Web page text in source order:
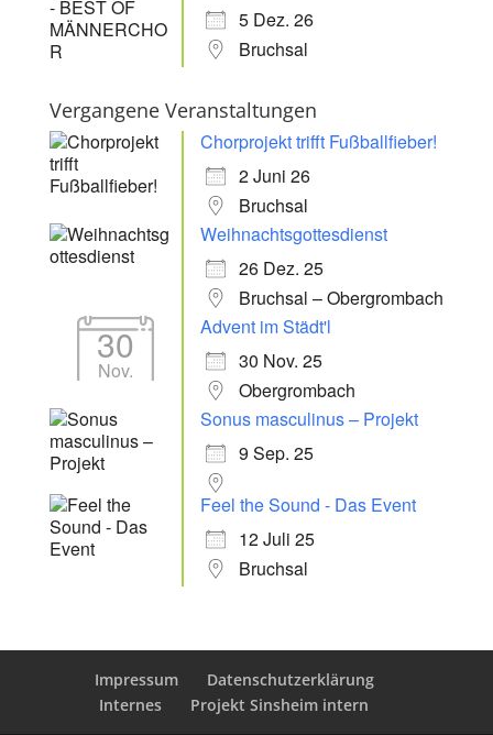
5 Dez. 26
Bruchsal
Vergangene Veranstaltungen
Chorprojekt trifft Fußballfieber!
2 Juni 26
Bruchsal
Weihnachtsgottesdienst
26 Dez. 25
Bruchsal – Obergrombach
30
Nov.
Advent im Städt'l
30 Nov. 25
Obergrombach
Sonus masculinus – Projekt
9 Sep. 25
Feel the Sound - Das Event
12 Juli 25
Bruchsal
Impressum
Datenschutzerklärung
Internes
Projekt Sinsheim intern